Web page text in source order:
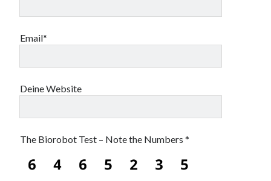
Email*
Deine Website
The Biorobot Test – Note the Numbers *